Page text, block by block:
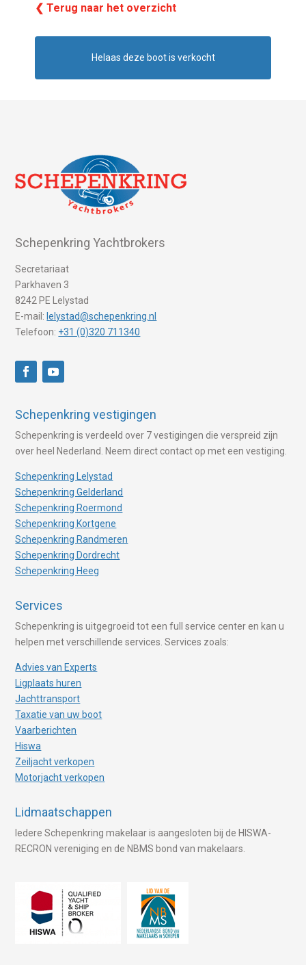
❮ Terug naar het overzicht
Helaas deze boot is verkocht
Schepenkring Yachtbrokers
Secretariaat
Parkhaven 3
8242 PE Lelystad
E-mail: lelystad@schepenkring.nl
Telefoon: +31 (0)320 711340
Schepenkring vestigingen
Schepenkring is verdeeld over 7 vestigingen die verspreid zijn
over heel Nederland. Neem direct contact op met een vestiging.
Schepenkring Lelystad
Schepenkring Gelderland
Schepenkring Roermond
Schepenkring Kortgene
Schepenkring Randmeren
Schepenkring Dordrecht
Schepenkring Heeg
Services
Schepenkring is uitgegroeid tot een full service center en kan u
helpen met verschillende services. Services zoals:
Advies van Experts
Ligplaats huren
Jachttransport
Taxatie van uw boot
Vaarberichten
Hiswa
Zeiljacht verkopen
Motorjacht verkopen
Lidmaatschappen
Iedere Schepenkring makelaar is aangesloten bij de HISWA-
RECRON vereniging en de NBMS bond van makelaars.